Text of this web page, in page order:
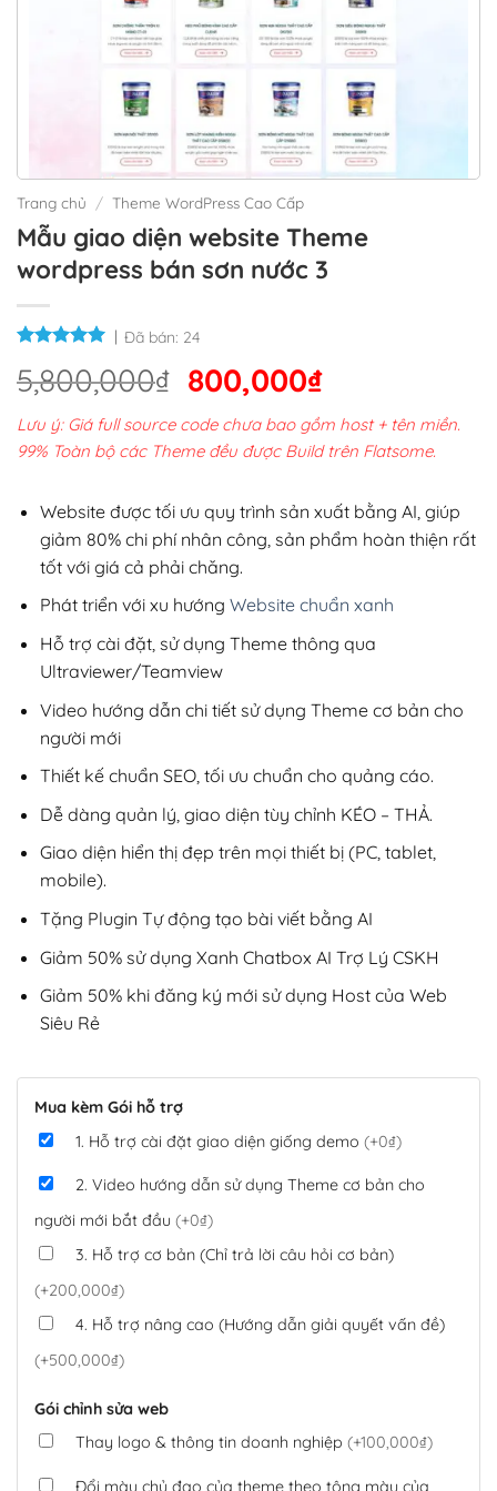
Trang chủ / Theme WordPress Cao Cấp
Mẫu giao diện website Theme
wordpress bán sơn nước 3
Đã bán: 24
5,800,000₫ Giá
gốc
là:
5,800,000₫.
800,000₫Giá
hiện
tại
800,000₫.
Lưu ý: Giá full source code chưa bao gồm host + tên miền.
99% Toàn bộ các Theme đều được Build trên Flatsome.
Website được tối ưu quy trình sản xuất bằng AI, giúp
giảm 80% chi phí nhân công, sản phẩm hoàn thiện rất
tốt với giá cả phải chăng.
Phát triển với xu hướng Website chuẩn xanh
Hỗ trợ cài đặt, sử dụng Theme thông qua
Ultraviewer/Teamview
Video hướng dẫn chi tiết sử dụng Theme cơ bản cho
người mới
Thiết kế chuẩn SEO, tối ưu chuẩn cho quảng cáo.
Dễ dàng quản lý, giao diện tùy chỉnh KÉO – THẢ.
Giao diện hiển thị đẹp trên mọi thiết bị (PC, tablet,
mobile).
Tặng Plugin Tự động tạo bài viết bằng AI
Giảm 50% sử dụng Xanh Chatbox AI Trợ Lý CSKH
Giảm 50% khi đăng ký mới sử dụng Host của Web
Siêu Rẻ
Mua kèm Gói hỗ trợ
1. Hỗ trợ cài đặt giao diện giống demo (+0₫)
2. Video hướng dẫn sử dụng Theme cơ bản cho
người mới bắt đầu (+0₫)
3. Hỗ trợ cơ bản (Chỉ trả lời câu hỏi cơ bản)
(+200,000₫)
4. Hỗ trợ nâng cao (Hướng dẫn giải quyết vấn đề)
(+500,000₫)
Gói chỉnh sửa web
Thay logo & thông tin doanh nghiệp (+100,000₫)
Đổi màu chủ đạo của theme theo tông màu của